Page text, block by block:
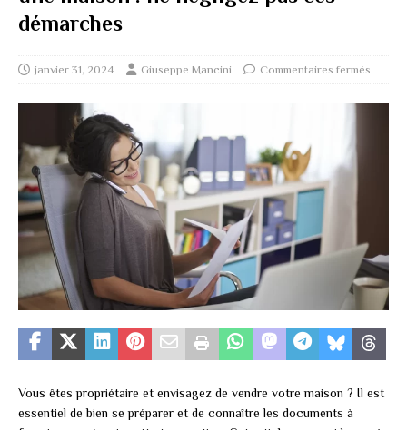
démarches
janvier 31, 2024 Giuseppe Mancini Commentaires fermés
Vous êtes propriétaire et envisagez de vendre votre maison ? Il est
essentiel de bien se préparer et de connaître les documents à